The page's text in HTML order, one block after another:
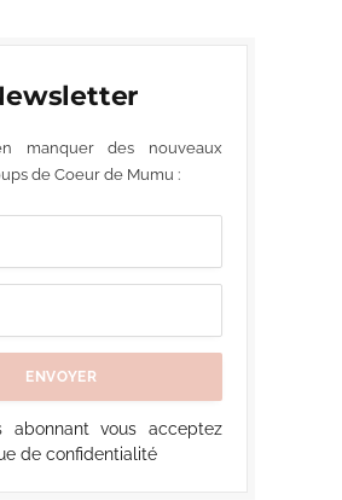
manquer des nouveaux
de Coeur de Mumu :
abonnant vous acceptez
de confidentialité